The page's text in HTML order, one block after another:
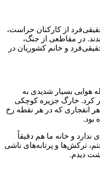
از کارکنان حراست،
در مقاطعی از جنگ،
و خانم کشوریان در
۳ بامداد، حمله هوایی بسیار شدیدی به
کرد. خارگ جزیره کوچکی
در ۸ کیلومتر. هر انفجاری که در هر نقطه رخ
بود.
ندارد و خانه ما هم دقیقاً
ترکش‌ها و پرتابه‌های ناشی
دیدم.